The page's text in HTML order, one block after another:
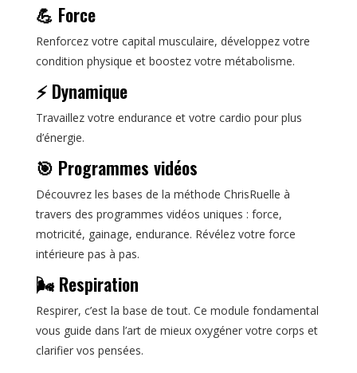
💪 Force
Renforcez votre capital musculaire, développez votre
condition physique et boostez votre métabolisme.
⚡ Dynamique
Travaillez votre endurance et votre cardio pour plus
d’énergie.
🎯 Programmes vidéos
Découvrez les bases de la méthode ChrisRuelle à
travers des programmes vidéos uniques : force,
motricité, gainage, endurance. Révélez votre force
intérieure pas à pas.
🌬️ Respiration
Respirer, c’est la base de tout. Ce module fondamental
vous guide dans l’art de mieux oxygéner votre corps et
clarifier vos pensées.